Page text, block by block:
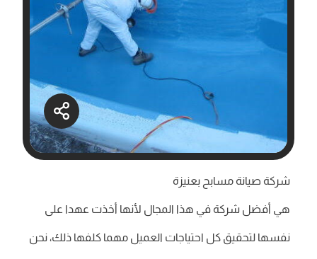
شركة صيانة مسابح بعنيزة
هي أفضل شركة في هذا المجال لأنها أخذت عهدا على
نفسها لتحقيق كل احتياجات العميل مهما كلفها ذلك، نحن